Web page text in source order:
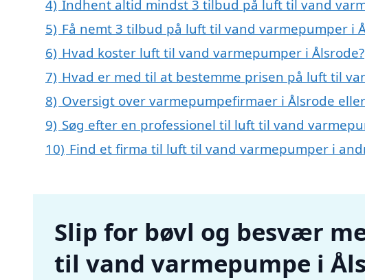
4) Indhent altid mindst 3 tilbud på luft til vand
5) Få nemt 3 tilbud på luft til vand varmepumper i
6) Hvad koster luft til vand varmepumper i Ålsrode?
7) Hvad er med til at bestemme prisen på luft til
8) Oversigt over varmepumpefirmaer i Ålsrode
9) Søg efter en professionel til luft til vand
10) Find et firma til luft til vand varmepumper i
Slip for bøvl og besvær
til vand varmepumpe i